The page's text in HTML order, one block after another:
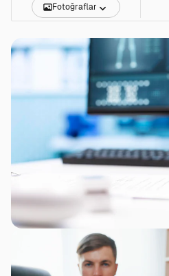
Fotoğraflar